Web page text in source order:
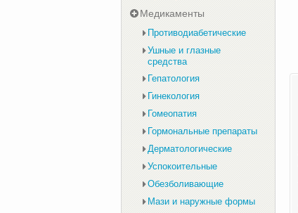
Медикаменты
Противодиабетические
Ушные и глазные
средства
Гепатология
Гинекология
Гомеопатия
Гормональные препараты
Дерматологические
Успокоительные
Обезболивающие
Мази и наружные формы